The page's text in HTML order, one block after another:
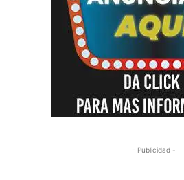
- Publicidad -